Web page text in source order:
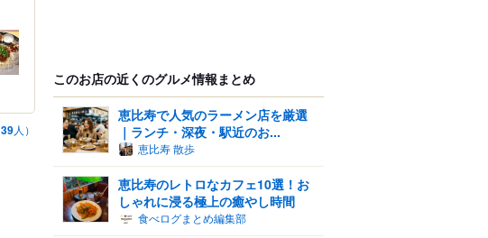
39人）
このお店の近くのグルメ情報まとめ
恵比寿で人気のラーメン店を厳選
｜ランチ・深夜・駅近のお...
恵比寿 散歩
恵比寿のレトロなカフェ10選！お
しゃれに浸る極上の癒やし時間
食べログまとめ編集部